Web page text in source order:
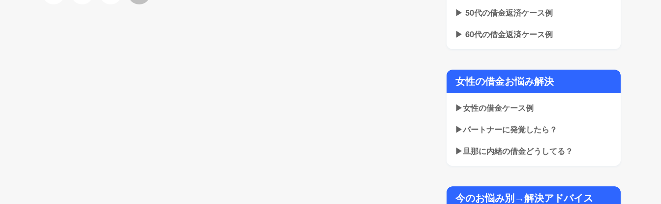
▶ 50代の借金返済ケース例
▶ 60代の借金返済ケース例
女性の借金お悩み解決
▶女性の借金ケース例
▶パートナーに発覚したら？
▶旦那に内緒の借金どうしてる？
今のお悩み別→解決アドバイス